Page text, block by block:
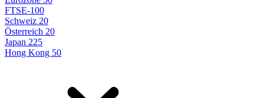
FTSE-100
Schweiz 20
Österreich 20
Japan 225
Hong Kong 50